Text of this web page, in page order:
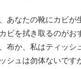
あなたの靴にカビが
ビを拭き取るのがお
布か、私はティッシ
シュは勿体ないです